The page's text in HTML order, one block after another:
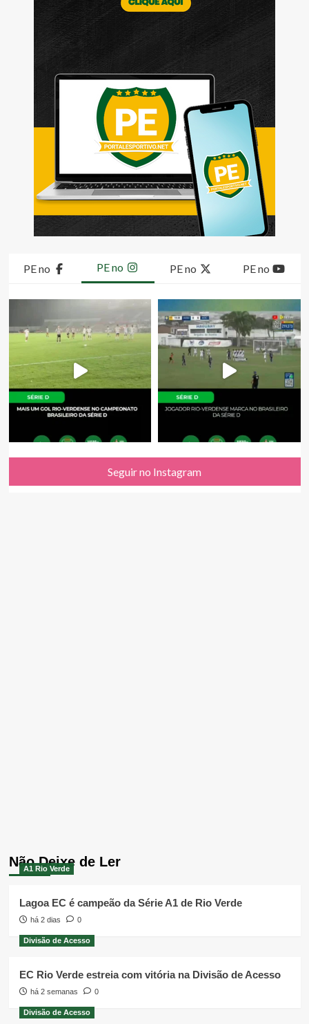
PE no PE no PE no PE no
Seguir no Instagram
Não Deixe de Ler
A1 Rio Verde
Lagoa EC é campeão da Série A1 de Rio Verde
há 2 dias 0
Divisão de Acesso
EC Rio Verde estreia com vitória na Divisão de Acesso
há 2 semanas 0
Divisão de Acesso